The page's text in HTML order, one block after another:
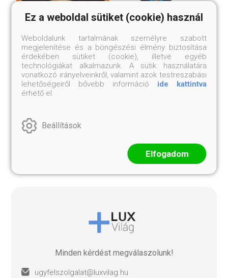
HRI MANDALA
Brokát nélkül
Minden kérdést megválaszolunk!
ugyfelszolgalat@luxvilag.hu
Ez a weboldal sütiket (cookie) használ
Weboldalunk tartalmának személyre szabott
megjelenítése és a böngészési élmény biztosítása
érdekében sütiket (cookie), illetve egyéb
technológiákat alkalmazunk. A sütik használatára
vonatkozó irányelveinkről, valamint azok testreszabási
lehetőségeiről bővebb információ ide kattintva
érhető el.
Beállítások
Elfogadom